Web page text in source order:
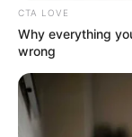
CTA LOVE
Why everything
wrong